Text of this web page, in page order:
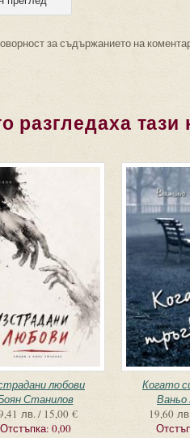
за съдържанието на
разгледаха тази
любови
Станилов
лв. / 15,00 €
Отстъпка: 0,00
Когато
Ваньо
19,60